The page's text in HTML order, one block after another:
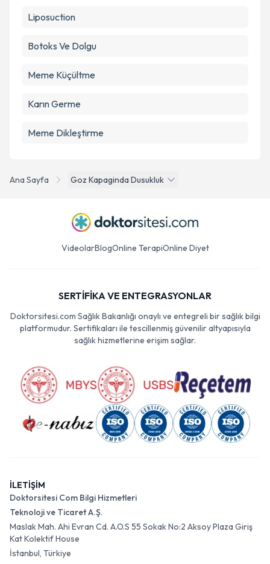
Ana Sayfa Goz Kapaginda Dusukluk
Liposuction
Botoks Ve Dolgu
Meme Küçültme
Karın Germe
Meme Dikleştirme
VideolarBlogOnline TerapiOnline Diyet
SERTİFİKA VE ENTEGRASYONLAR
Doktorsitesi.com Sağlık Bakanlığı onaylı ve entegreli bir sağlık bilgi
platformudur. Sertifikaları ile tescillenmiş güvenilir altyapısıyla
sağlık hizmetlerine erişim sağlar.
İLETİŞİM
Doktorsitesi Com Bilgi Hizmetleri
Teknoloji ve Ticaret A.Ş.
Maslak Mah. Ahi Evran Cd. A.O.S 55 Sokak No:2 Aksoy Plaza Giriş
Kat Kolektif House
İstanbul, Türkiye